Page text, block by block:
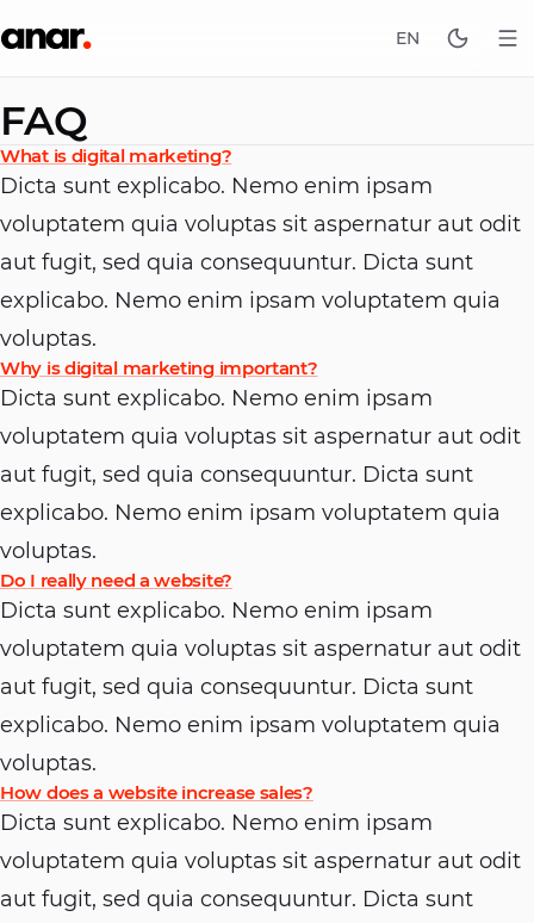
EN
FAQ
What is digital marketing?
Dicta sunt explicabo. Nemo enim ipsam
voluptatem quia voluptas sit aspernatur aut odit
aut fugit, sed quia consequuntur. Dicta sunt
explicabo. Nemo enim ipsam voluptatem quia
voluptas.
Why is digital marketing important?
Dicta sunt explicabo. Nemo enim ipsam
voluptatem quia voluptas sit aspernatur aut odit
aut fugit, sed quia consequuntur. Dicta sunt
explicabo. Nemo enim ipsam voluptatem quia
voluptas.
Do I really need a website?
Dicta sunt explicabo. Nemo enim ipsam
voluptatem quia voluptas sit aspernatur aut odit
aut fugit, sed quia consequuntur. Dicta sunt
explicabo. Nemo enim ipsam voluptatem quia
voluptas.
How does a website increase sales?
Dicta sunt explicabo. Nemo enim ipsam
voluptatem quia voluptas sit aspernatur aut odit
aut fugit, sed quia consequuntur. Dicta sunt